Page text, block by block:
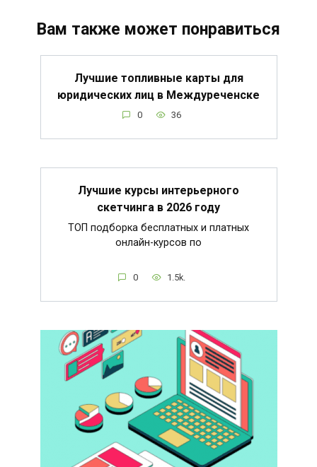
Вам также может понравиться
Лучшие топливные карты для
юридических лиц в Междуреченске
0 36
Лучшие курсы интерьерного
скетчинга в 2026 году
ТОП подборка бесплатных и платных
онлайн-курсов по
0 1.5k.